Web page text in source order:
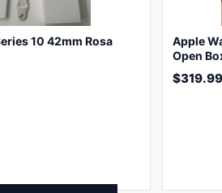
10 42mm Rosa
Apple
Open
$